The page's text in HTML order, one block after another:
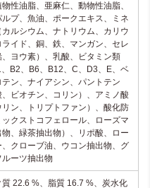
性油脂、亜麻仁、動物性油脂、
ルプ、魚油、ポークエキス、ミネ
カルシウム、ナトリウム、カリウ
イド、銅、鉄、マンガン、セレ
、ヨウ素）、乳酸、ビタミン類
、B2、B6、B12、C、D3、E、ベ
テン、ナイアシン、パントテン
ビオチン、コリン）、アミノ酸
リン、トリプトファン）、酸化防
クストコフェロール、ローズマ
物、緑茶抽出物）、リポ酸、ロー
、クローブ油、ウコン抽出物、グ
ルーツ抽出物
質 22.6 %、脂質 16.7 %、炭水化